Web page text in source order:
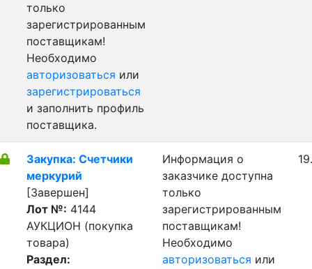
только
зарегистрированным
поставщикам!
Необходимо
авторизоваться или
зарегистрироваться
и заполнить профиль
поставщика.
Закупка: Счетчики
меркурий
[Завершен]
Лот №: 4144
АУКЦИОН (покупка
товара)
Раздел:
Информация о
заказчике доступна
только
зарегистрированным
поставщикам!
Необходимо
авторизоваться или